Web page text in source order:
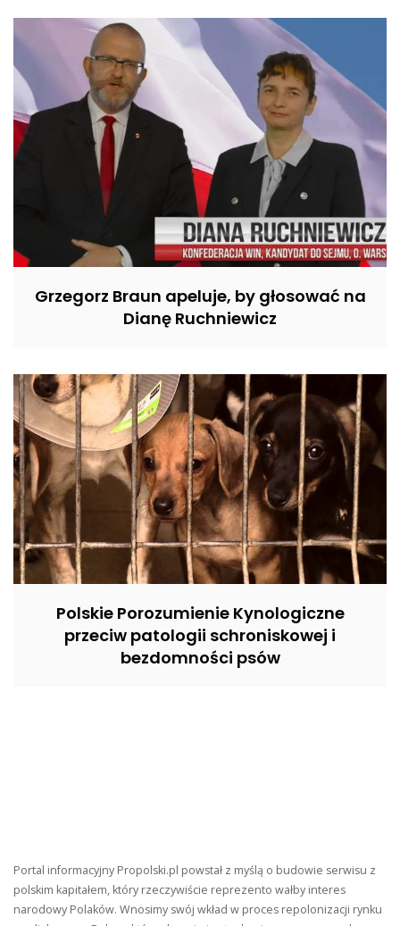
Grzegorz Braun apeluje, by głosować na
Dianę Ruchniewicz
Polskie Porozumienie Kynologiczne
przeciw patologii schroniskowej i
bezdomności psów
Portal informacyjny Propolski.pl powstał z myślą o budowie serwisu z
polskim kapitałem, który rzeczywiście reprezento wałby interes
narodowy Polaków. Wnosimy swój wkład w proces repolonizacji rynku